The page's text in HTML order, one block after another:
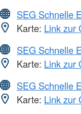
SEG Schnelle
Karte: Link zur
SEG Schnelle
Karte: Link zur
SEG Schnelle
Karte: Link zur